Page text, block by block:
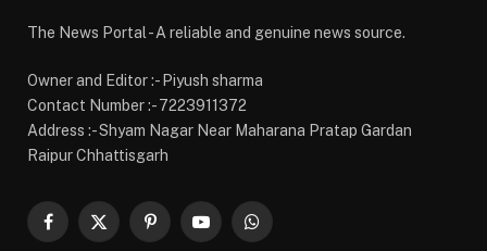
The News Portal - A reliable and genuine news source.
Owner and Editor :- Piyush sharma
Contact Number :- 7223911372
Address :- Shyam Nagar Near Maharana Pratap Gardan
Raipur Chhattisgarh
Facebook
X
PinterestYouTubeWhatsApp